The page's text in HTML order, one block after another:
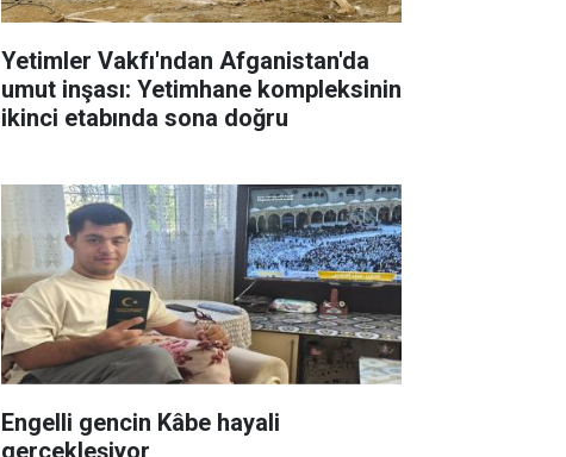
Yetimler Vakfı'ndan Afganistan'da
umut inşası: Yetimhane kompleksinin
ikinci etabında sona doğru
Engelli gencin Kâbe hayali
gerçekleşiyor